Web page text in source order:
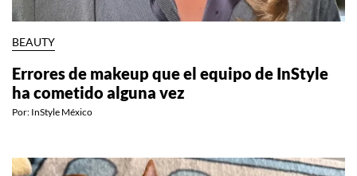
BEAUTY
Errores de makeup que el equipo de InStyle
ha cometido alguna vez
Por: InStyle México